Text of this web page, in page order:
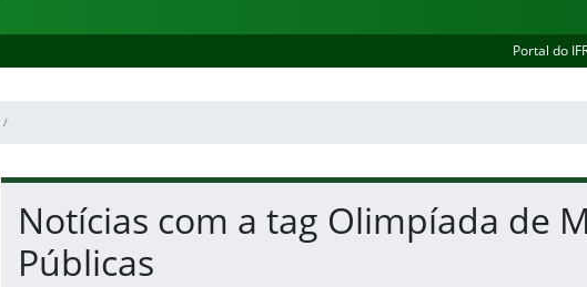
Portal do
Início do conteúdo
Notícias com a tag Olimpíada de
Públicas